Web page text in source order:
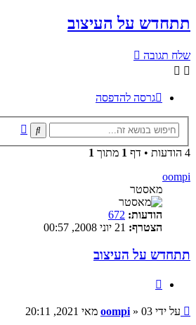
תתחדש על העיצוב
שלח תגובה
גרסה להדפסה
חיפוש
4 הודעות • דף
1 מתוך 1
oompi
מאסטר
הודעות: 672
הצטרף:
תתחדש על העיצוב
שליחה
על ידי oompi » 03 מאי 2021, 20:11